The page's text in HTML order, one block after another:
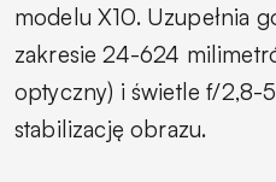
modelu X10. Uzupełnia
zakresie 24-624
optyczny) i świetle f/2,8-
stabilizację obrazu.